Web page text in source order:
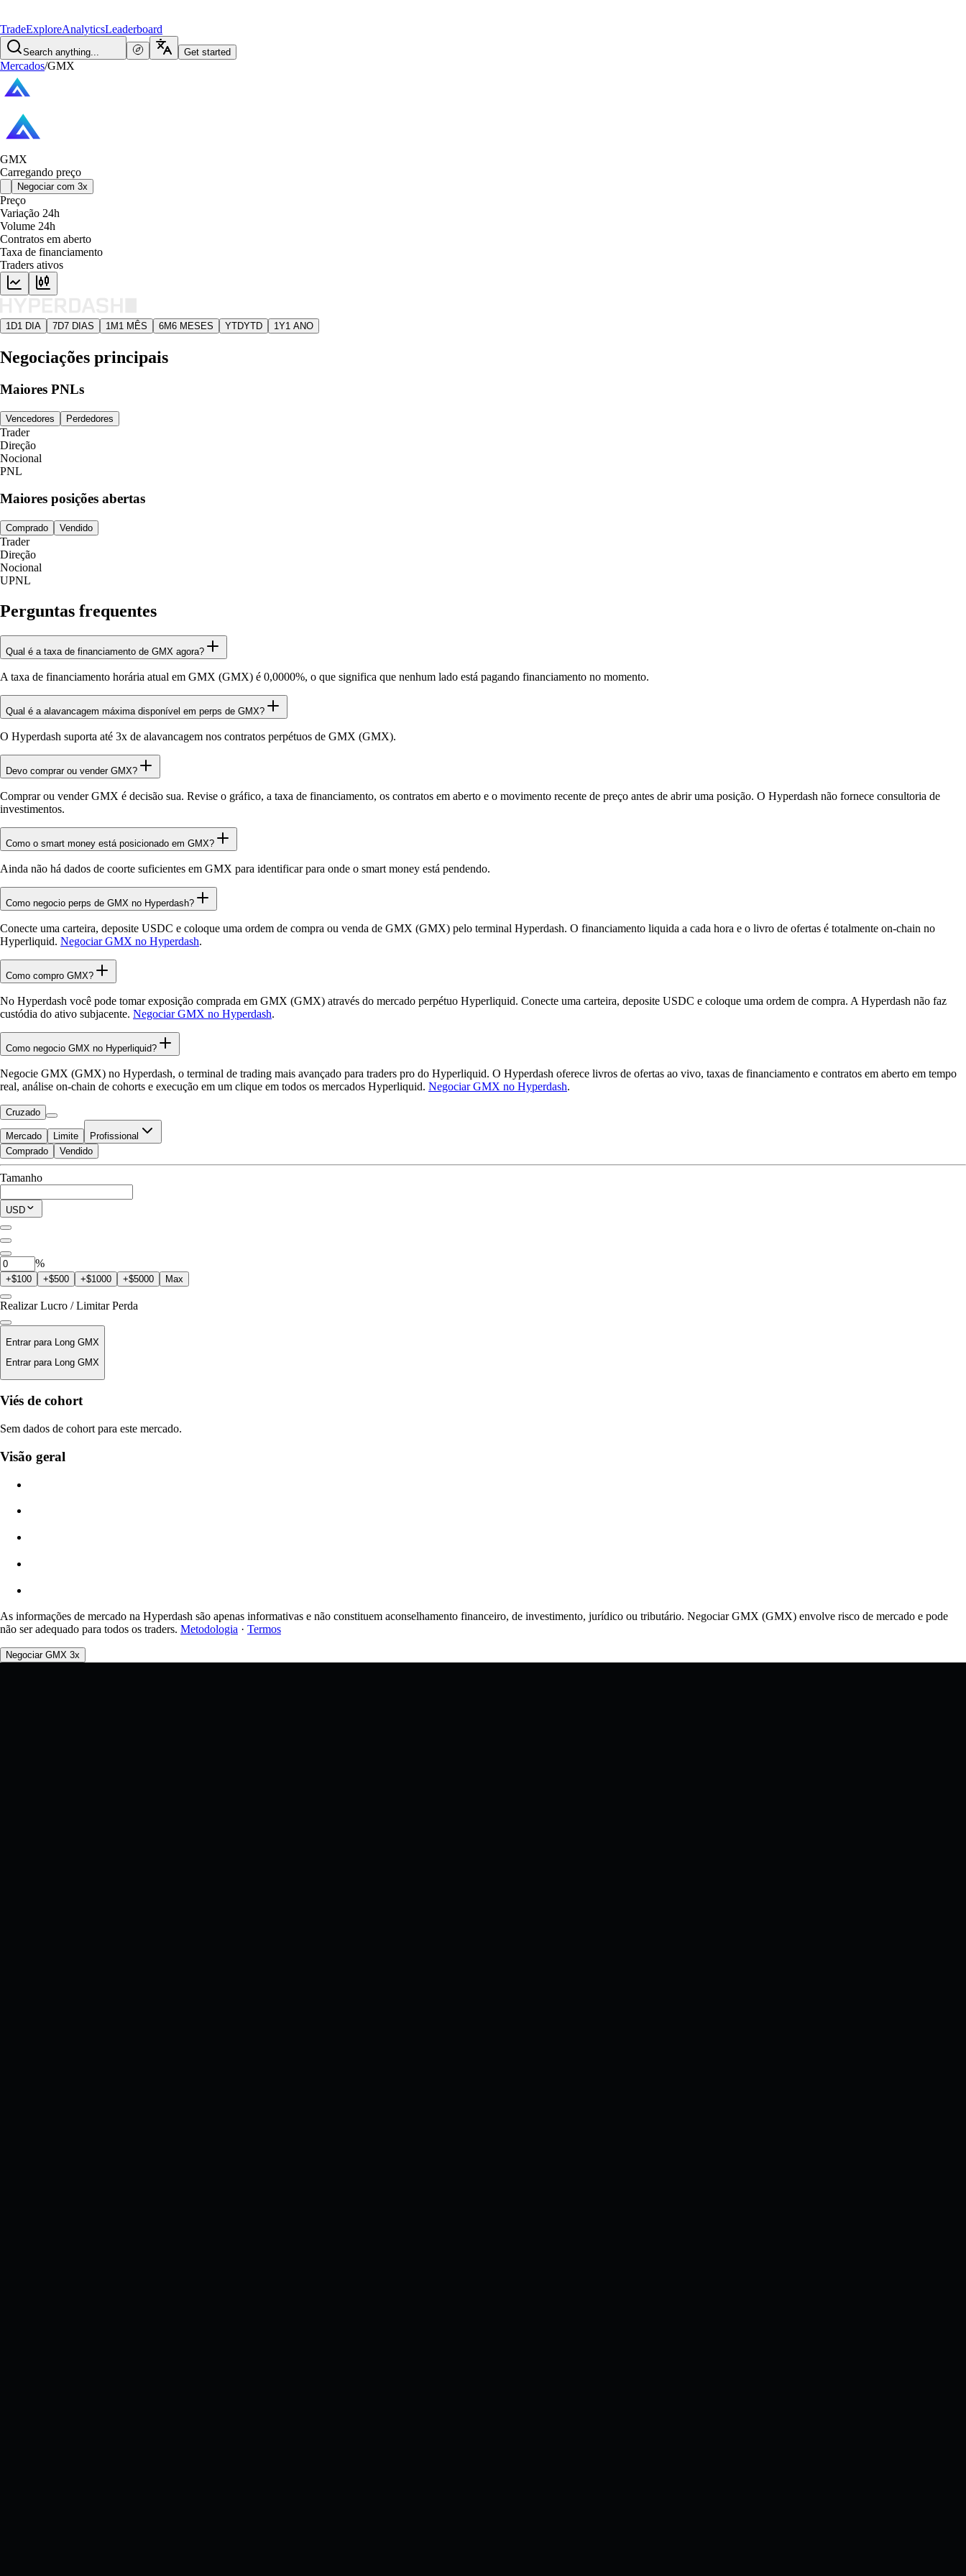
TradeExploreAnalyticsLeaderboard
Search anything... Get started
Mercados/GMX
GMX
Carregando preço
Negociar com 3x
Preço
Variação 24h
Volume 24h
Contratos em aberto
Taxa de financiamento
Traders ativos
1D1 DIA 7D7 DIAS 1M 1 MÊS 6M6 MESES YTDYTD 1Y1 ANO
Negociações principais
Maiores PNLs
Vencedores Perdedores
Trader
Direção
Nocional
PNL
Maiores posições abertas
Comprado Vendido
Trader
Direção
Nocional
UPNL
Perguntas frequentes
Qual é a taxa de financiamento de GMX agora?
A taxa de financiamento horária atual em GMX (GMX) é 0,0000%, o que significa que nenhum lado está pagando financiamento no momento.
Qual é a alavancagem máxima disponível em perps de GMX?
O Hyperdash suporta até 3x de alavancagem nos contratos perpétuos de GMX (GMX).
Devo comprar ou vender GMX?
Comprar ou vender GMX é decisão sua. Revise o gráfico, a taxa de financiamento, os contratos em aberto e o movimento recente de preço antes de abrir uma posição. O Hyperdash não fornece consultoria de
investimentos.
Como o smart money está posicionado em GMX?
Ainda não há dados de coorte suficientes em GMX para identificar para onde o smart money está pendendo.
Como negocio perps de GMX no Hyperdash?
Conecte uma carteira, deposite USDC e coloque uma ordem de compra ou venda de GMX (GMX) pelo terminal Hyperdash. O financiamento liquida a cada hora e o livro de ofertas é totalmente on-chain no
Hyperliquid. Negociar GMX no Hyperdash.
Como compro GMX?
No Hyperdash você pode tomar exposição comprada em GMX (GMX) através do mercado perpétuo Hyperliquid. Conecte uma carteira, deposite USDC e coloque uma ordem de compra. A Hyperdash não faz
custódia do ativo subjacente. Negociar GMX no Hyperdash.
Como negocio GMX no Hyperliquid?
Negocie GMX (GMX) no Hyperdash, o terminal de trading mais avançado para traders pro do Hyperliquid. O Hyperdash oferece livros de ofertas ao vivo, taxas de financiamento e contratos em aberto em tempo
real, análise on-chain de cohorts e execução em um clique em todos os mercados Hyperliquid. Negociar GMX no Hyperdash.
Cruzado
Mercado Limite Profissional
Disponível para Negociar
$0.00
Posição Atual
Comprado Vendido
Tamanho
USD
%
+$100 +$500 +$1000 +$5000 Max
Realizar Lucro / Limitar Perda
Entrar para Long GMX
Entrar para Long GMX
Preço de Liquidação
N/D
0.0450% / 0.0150%
Viés de cohort
Sem dados de cohort para este mercado.
Visão geral
As informações de mercado na Hyperdash são apenas informativas e não constituem aconselhamento financeiro, de investimento, jurídico ou tributário. Negociar GMX (GMX) envolve risco de mercado e pode
não ser adequado para todos os traders. Metodologia · Termos
Negociar GMX 3x